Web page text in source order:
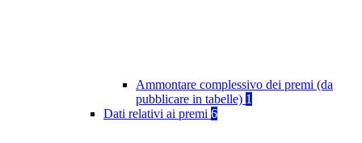
Ammontare complessivo dei premi (da
pubblicare in tabelle) 1
Dati relativi ai premi 6